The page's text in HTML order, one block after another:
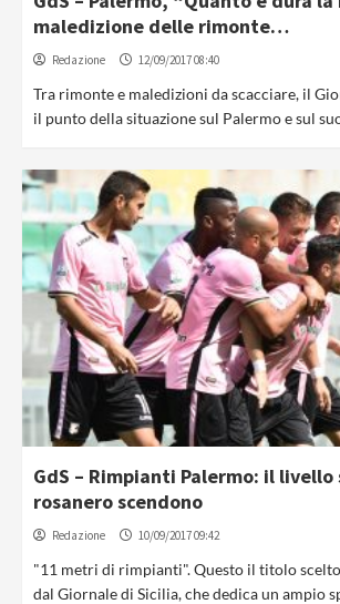
maledizione delle rimonte…
Redazione 12/09/2017 08:40
Tra rimonte e maledizioni da scacciare, il
il punto della situazione sul Palermo e sul
GdS – Rimpianti Palermo: il livello
rosanero scendono
Redazione 10/09/2017 09:42
"11 metri di rimpianti". Questo il titolo
dal Giornale di Sicilia, che dedica un ampio